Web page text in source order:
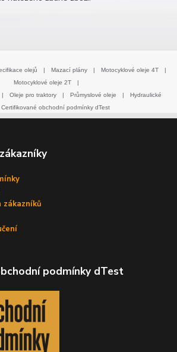
olejů | Mazací plány | Motocyklové oleje 4T
|
Motocyklové oleje 2T
|
| Oleje pro traktory | Průmyslové oleje |
Hydraulické
Certifikované obchodní podmínky dTest
zákazníků
podmínky dTest